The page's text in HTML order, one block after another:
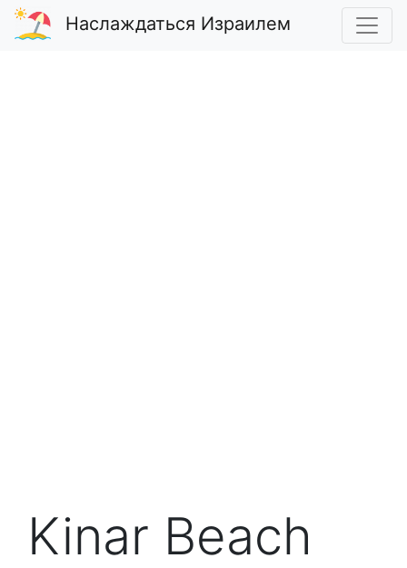
Наслаждаться Израилем
Kinar Beach